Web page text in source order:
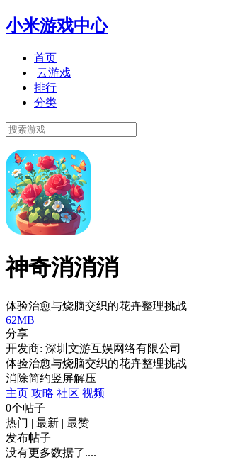
小米游戏中心
首页
云游戏
排行
分类
神奇消消消
体验治愈与烧脑交织的花卉整理挑战
62MB
分享
开发商: 深圳文游互娱网络有限公司
体验治愈与烧脑交织的花卉整理挑战
消除简约竖屏解压
主页 攻略 社区 视频
0个帖子
热门 | 最新 | 最赞
发布帖子
没有更多数据了....